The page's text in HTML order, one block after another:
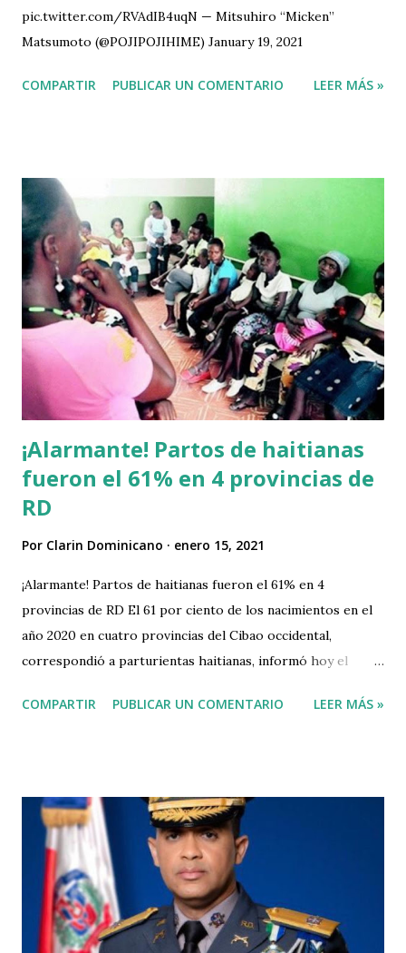
pic.twitter.com/RVAdIB4uqN — Mitsuhiro “Micken”
Matsumoto (@POJIPOJIHIME) January 19, 2021
COMPARTIR PUBLICAR UN COMENTARIO LEER MÁS »
¡Alarmante! Partos de haitianas
fueron el 61% en 4 provincias de
RD
Por Clarin Dominicano enero 15, 2021
¡Alarmante! Partos de haitianas fueron el 61% en 4
provincias de RD El 61 por ciento de los nacimientos en el
año 2020 en cuatro provincias del Cibao occidental,
correspondió a parturientas haitianas, informó hoy el
El funcionario señaló que los mismos ocurrieron en
internacional, contribuirá principalmente a la salud de los
ciudadanos del vecino país y ayudará a descongestionar
nuestros centros de salud”, expuso Lama en Twitter. En tal
sentido, el director del SNS valoró como positivo el
acuerdo arribado entre el presidente Luis Abinader y su
par haitiano Jovenel Moïse, para cooperar en el marco de
COMPARTIR PUBLICAR UN COMENTARIO LEER MÁS »